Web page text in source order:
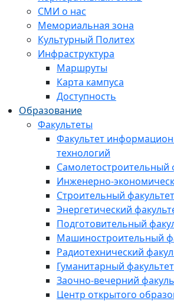
СМИ о нас
Мемориальная зона
Культурный Политех
Инфраструктура
Маршруты
Карта кампуса
Доступность
Образование
Факультеты
Факультет
технологий
Самолетостроительный
Инженерно-
Строительный факультет
Энергетический
Подготовительный
Машиностроительный
Радиотехнический
Гуманитарный факультет
Заочно-вечерний
Центр открытого